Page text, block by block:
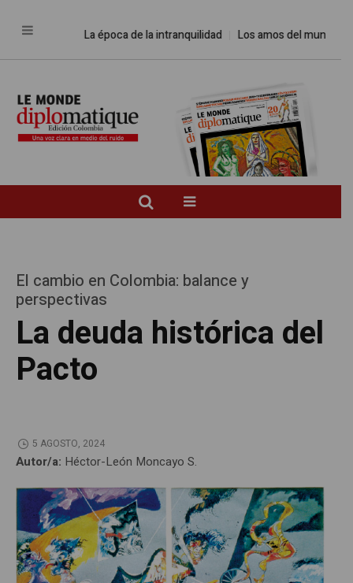
La época de la intranquilidad Los amos del mundo
El cambio en Colombia: balance y
perspectivas
La deuda histórica del
Pacto
5 AGOSTO, 2024
Autor/a: Héctor-León Moncayo S.